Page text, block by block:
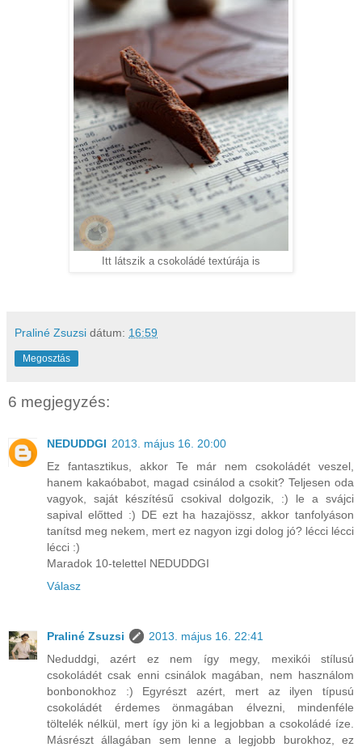
Itt látszik a csokoládé textúrája is
Praliné Zsuzsi dátum: 16:59
Megosztás
6 megjegyzés:
NEDUDDGI 2013. május 16. 20:00
Ez fantasztikus, akkor Te már nem csokoládét veszel,
hanem kakaóbabot, magad csinálod a csokit? Teljesen oda
vagyok, saját készítésű csokival dolgozik, :) le a svájci
sapival előtted :) DE ezt ha hazajössz, akkor tanfolyáson
tanítsd meg nekem, mert ez nagyon izgi dolog jó? lécci lécci
lécci :)
Maradok 10-telettel NEDUDDGI
Válasz
Praliné Zsuzsi
2013. május 16. 22:41
Neduddgi, azért ez nem így megy, mexikói stílusú
csokoládét csak enni csinálok magában, nem használom
bonbonokhoz :) Egyrészt azért, mert az ilyen típusú
csokoládét érdemes önmagában élvezni, mindenféle
töltelék nélkül, mert így jön ki a legjobban a csokoládé íze.
Másrészt állagában sem lenne a legjobb burokhoz, ez